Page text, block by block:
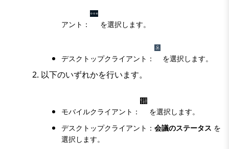
アント： を選択します。
デスクトップクライアント： を選択します。
以下のいずれかを行います。
モバイルクライアント：
を選択します。
デスクトップクライアント： 会議のステータス を
選択します。